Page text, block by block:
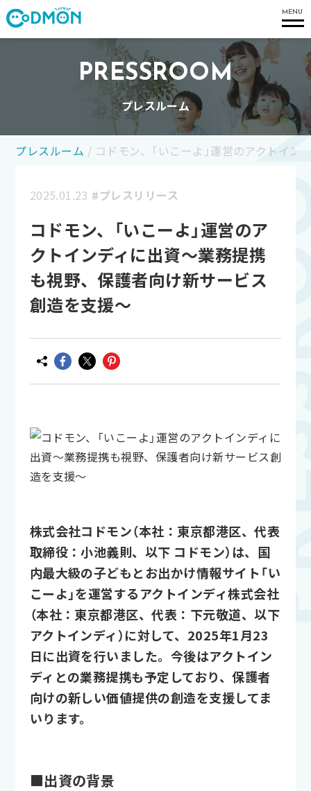
MENU
PRESSROOM
プレスルーム
プレスルーム / コドモン、「いこーよ」運営のアクトイ
2025.01.23 #プレスリリース
コドモン、「いこーよ」運営のア
クトインディに出資～業務提携
も視野、保護者向け新サービス
創造を支援～
株式会社コドモン（本社：東京都港区、代表
取締役：小池義則、以下 コドモン）は、国
内最大級の子どもとお出かけ情報サイト「い
こーよ」を運営するアクトインディ株式会社
（本社：東京都港区、代表：下元敬道、以下
アクトインディ）に対して、2025年1月23
日に出資を行いました。今後はアクトイン
ディとの業務提携も予定しており、保護者
向けの新しい価値提供の創造を支援してま
いります。
■出資の背景